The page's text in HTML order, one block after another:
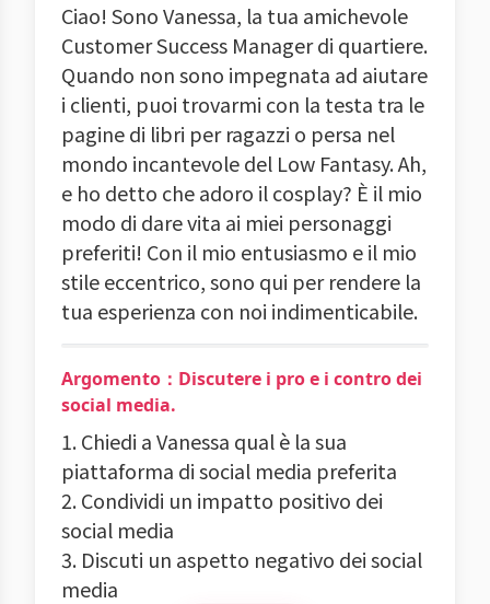
Ciao! Sono Vanessa, la tua amichevole
Customer Success Manager di quartiere.
Quando non sono impegnata ad aiutare
i clienti, puoi trovarmi con la testa tra le
pagine di libri per ragazzi o persa nel
mondo incantevole del Low Fantasy. Ah,
e ho detto che adoro il cosplay? È il mio
modo di dare vita ai miei personaggi
preferiti! Con il mio entusiasmo e il mio
stile eccentrico, sono qui per rendere la
tua esperienza con noi indimenticabile.
Argomento：Discutere i pro e i contro dei
social media.
1. Chiedi a Vanessa qual è la sua
piattaforma di social media preferita
2. Condividi un impatto positivo dei
social media
3. Discuti un aspetto negativo dei social
media